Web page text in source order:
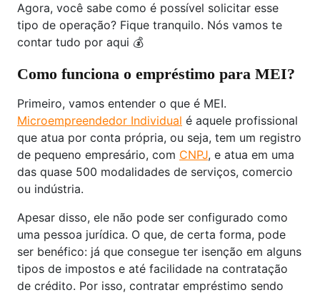
Agora, você sabe como é possível solicitar esse
tipo de operação? Fique tranquilo. Nós vamos te
contar tudo por aqui 💰
Como funciona o empréstimo para MEI?
Primeiro, vamos entender o que é MEI.
Microempreendedor Individual é aquele profissional
que atua por conta própria, ou seja, tem um registro
de pequeno empresário, com CNPJ, e atua em uma
das quase 500 modalidades de serviços, comercio
ou indústria.
Apesar disso, ele não pode ser configurado como
uma pessoa jurídica. O que, de certa forma, pode
ser benéfico: já que consegue ter isenção em alguns
tipos de impostos e até facilidade na contratação
de crédito. Por isso, contratar empréstimo sendo